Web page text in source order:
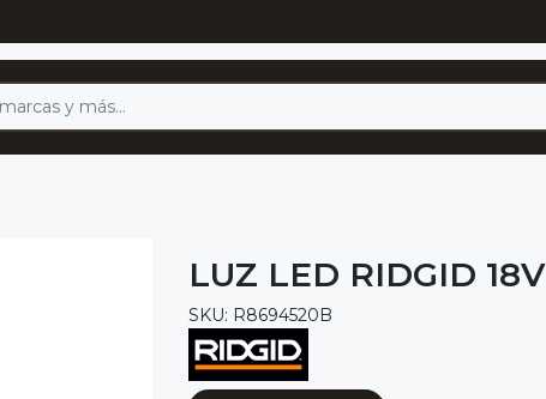
LUZ LED RIDGID 18V
SKU: R8694520B